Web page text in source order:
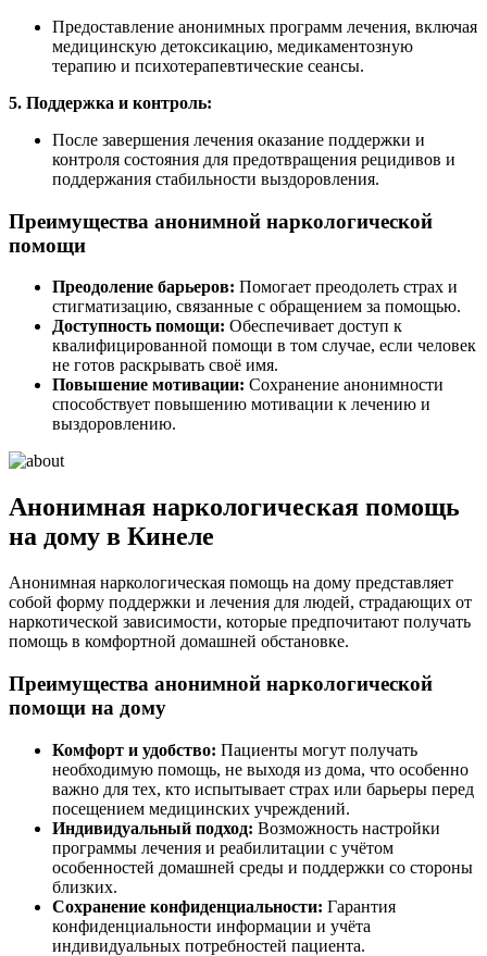
Предоставление анонимных программ лечения, включая
медицинскую детоксикацию, медикаментозную
терапию и психотерапевтические сеансы.
5. Поддержка и контроль:
После завершения лечения оказание поддержки и
контроля состояния для предотвращения рецидивов и
поддержания стабильности выздоровления.
Преимущества анонимной наркологической
помощи
Преодоление барьеров: Помогает преодолеть страх и
стигматизацию, связанные с обращением за помощью.
Доступность помощи: Обеспечивает доступ к
квалифицированной помощи в том случае, если человек
не готов раскрывать своё имя.
Повышение мотивации: Сохранение анонимности
способствует повышению мотивации к лечению и
выздоровлению.
Анонимная наркологическая помощь
на дому в Кинеле
Анонимная наркологическая помощь на дому представляет
собой форму поддержки и лечения для людей, страдающих от
наркотической зависимости, которые предпочитают получать
помощь в комфортной домашней обстановке.
Преимущества анонимной наркологической
помощи на дому
Комфорт и удобство: Пациенты могут получать
необходимую помощь, не выходя из дома, что особенно
важно для тех, кто испытывает страх или барьеры перед
посещением медицинских учреждений.
Индивидуальный подход: Возможность настройки
программы лечения и реабилитации с учётом
особенностей домашней среды и поддержки со стороны
близких.
Сохранение конфиденциальности: Гарантия
конфиденциальности информации и учёта
индивидуальных потребностей пациента.